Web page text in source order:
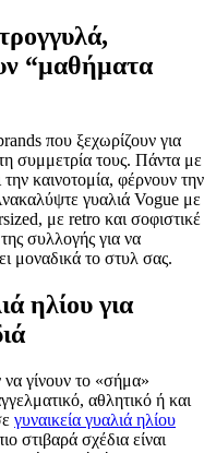
“μαθήματα
που ξεχωρίζουν για
συμμετρία τους. Πάντα με
καινοτομία, φέρνουν την
γυαλιά Vogue με
με retro και σοφιστικέ
συλλογής για να
μοναδικά το στυλ σας.
ηλίου για
γίνουν το «σήμα»
αθλητικό ή και
γυναικεία γυαλιά ηλίου
στιβαρά σχέδια είναι